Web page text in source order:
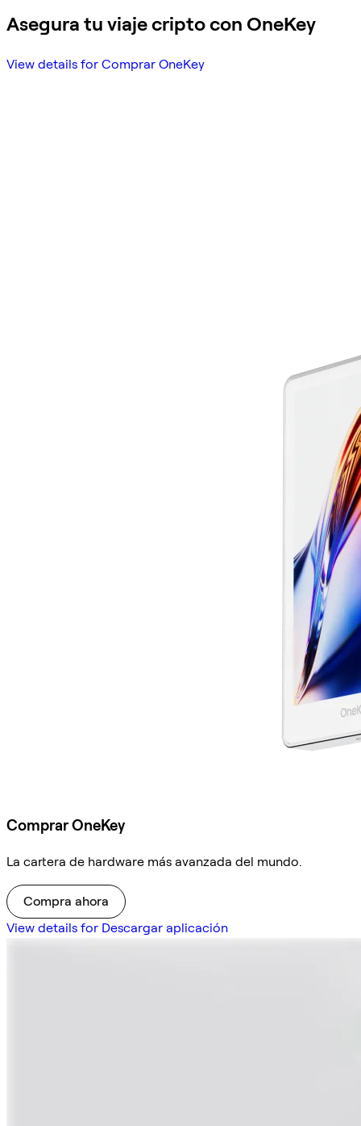
Asegura tu viaje cripto con OneKey
View details for Comprar OneKey
Comprar OneKey
La cartera de hardware más avanzada del mundo.
Compra ahora
View details for Descargar aplicación